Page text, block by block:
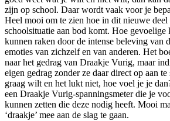
zijn op school. Daar wordt vaak voor je
Heel mooi om te zien hoe in dit nieuwe
schoolsituatie aan bod komt. Hoe
kunnen raken door de intense beleving van
emoties van zichzelf en van anderen. Het
naar het gedrag van Draakje Vurig, maar
eigen gedrag zonder ze daar direct op aan
graag wilt en het lukt niet, hoe voel je je
een Draakje Vurig-spanningsmeter die je
kunnen zetten die deze nodig heeft. Mooi
‘draakje’ mee aan de slag te gaan.